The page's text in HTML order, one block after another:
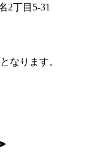
2丁目5-31
なります。